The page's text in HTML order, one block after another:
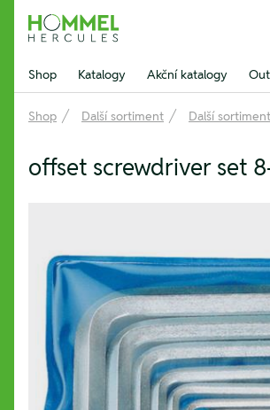
Hommel Hercules
Shop Katalogy Akční katalogy
Shop Další sortiment Další sortiment
offset screwdriver set